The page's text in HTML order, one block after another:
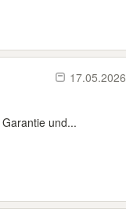
17.05.2026
und...